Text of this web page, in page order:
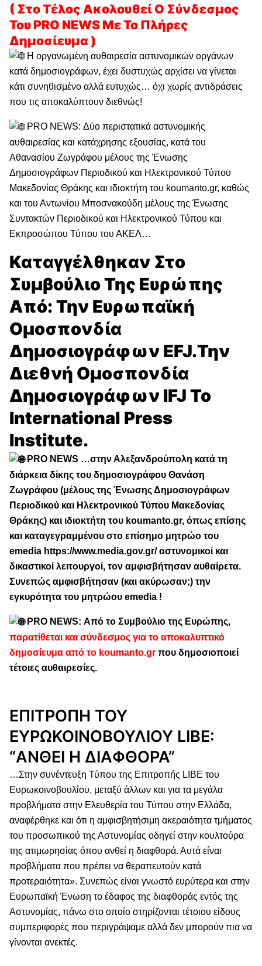
( Στο Τέλος Ακολουθεί Ο Σύνδεσμος
Του PRO NEWS Με Το Πλήρες
Δημοσίευμα )
Η οργανωμένη αυθαιρεσία αστυνομικών οργάνων
κατά δημοσιογράφων, έχει δυστυχώς αρχίσει να γίνεται
κάτι συνηθισμένο αλλά ευτυχώς… όχι χωρίς αντιδράσεις
που τις αποκαλύπτουν διεθνώς!
PRO NEWS: Δύο περιστατικά αστυνομικής
αυθαιρεσίας και κατάχρησης εξουσίας, κατά του
Αθανασίου Ζωγράφου μέλους της Ένωσης
Δημοσιογράφων Περιοδικού και Ηλεκτρονικού Τύπου
Μακεδονίας Θράκης και ιδιοκτήτη του koumanto.gr, καθώς
και του Αντωνίου Μποσνακούδη μέλους της Ένωσης
Συντακτών Περιοδικού και Ηλεκτρονικού Τύπου και
Εκπροσώπου Τύπου του ΑΚΕΛ…
Καταγγέλθηκαν Στο
Συμβούλιο Της Ευρώπης
Από: Την Ευρωπαϊκή
Ομοσπονδία
Δημοσιογράφων EFJ.Την
Διεθνή Ομοσπονδία
Δημοσιογράφων IFJ Το
International Press
Institute.
PRO NEWS …στην Αλεξανδρούπολη κατά τη
διάρκεια δίκης του δημοσιογράφου Θανάση
Ζωγράφου (μέλους της Ένωσης Δημοσιογράφων
Περιοδικού και Ηλεκτρονικού Τύπου Μακεδονίας
Θράκης) και ιδιοκτήτη του koumanto.gr, όπως επίσης
και καταγεγραμμένου στο επίσημο μητρώο του
emedia https://www.media.gov.gr/αστυνομικοί και
δικαστικοί λειτουργοί, τον αμφισβήτησαν αυθαίρετα.
Συνεπώς αμφισβήτησαν (και ακύρωσαν;) την
εγκυρότητα του μητρώου emedia !
PRO NEWS: Από το Συμβούλιο της Ευρώπης,
παρατίθεται και σύνδεσμος για το αποκαλυπτικό
δημοσίευμα από το koumanto.gr που δημοσιοποιεί
τέτοιες αυθαιρεσίες.
ΕΠΙΤΡΟΠΗ ΤΟΥ
ΕΥΡΩΚΟΙΝΟΒΟΥΛΙΟΥ LIBE:
“ΑΝΘΕΙ Η ΔΙΑΦΘΟΡΑ”
…Στην συνέντευξη Τύπου της Επιτροπής LIBE του
Ευρωκοινοβουλίου, μεταξύ άλλων και για τα μεγάλα
προβλήματα στην Ελευθερία του Τύπου στην Ελλάδα,
αναφέρθηκε και ότι η αμφισβητήσιμη ακεραιότητα τμήματος
του προσωπικού της Αστυνομίας οδηγεί στην κουλτούρα
της ατιμωρησίας όπου ανθεί η διαφθορά. Αυτά είναι
προβλήματα που πρέπει να θεραπευτούν κατά
προτεραιότητα». Συνεπώς είναι γνωστό ευρύτερα και στην
Ευρωπαϊκή Ένωση το έδαφος της διαφθοράς εντός της
Αστυνομίας, πάνω στο οποίο στηρίζονται τέτοιου είδους
συμπεριφορές που περιγράψαμε αλλά δεν μπορούν πια να
γίνονται ανεκτές.